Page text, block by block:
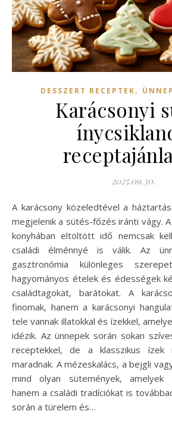
DESSZERT RECEPTEK,
Karácsonyi
2025.09.30.
A karácsony közeledtével a háztartásokban egyre inkább
megjelenik a sütés-főzés iránti vágy.
konyhában eltöltött idő nemcsak
családi élménnyé is válik. Az
gasztronómia különleges
hagyományos ételek és édességek
családtagokat, barátokat. A
finomak, hanem a karácsonyi
tele vannak illatokkal és ízekkel,
idézik. Az ünnepek során sokan
receptekkel, de a klasszikus ízek
maradnak. A mézeskalács, a bejgli
mind olyan sütemények, amelyek
hanem a családi tradíciókat is
során a türelem és…